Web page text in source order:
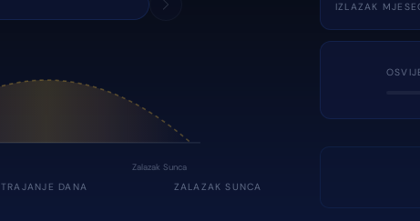
Zalazak Sunca
TRAJANJE DANA ZALAZAK SUNCA
IZLAZAK